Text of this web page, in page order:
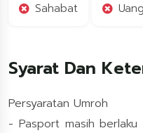
Sahabat
Syarat Dan
Persyaratan Umroh
- Pasport masih